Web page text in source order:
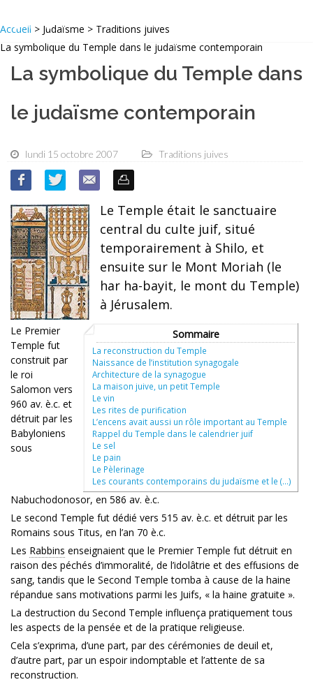
Accueil > Judaïsme > Traditions juives
La symbolique du Temple dans le judaïsme contemporain
La symbolique du Temple dans
le judaïsme contemporain
lundi 15 octobre 2007 Traditions juives
Le Temple était le sanctuaire
central du culte juif, situé
temporairement à Shilo, et
ensuite sur le Mont Moriah (le
har ha-bayit, le mont du Temple)
à Jérusalem.
Sommaire
La reconstruction du Temple
Naissance de l’institution synagogale
Architecture de la synagogue
La maison juive, un petit Temple
Le vin
Les rites de purification
L’encens avait aussi un rôle important au Temple
Rappel du Temple dans le calendrier juif
Le sel
Le pain
Le Pèlerinage
Les courants contemporains du judaïsme et le (…)
Le Premier
Temple fut
construit par
le roi
Salomon vers
960 av. è.c. et
détruit par les
Babyloniens
sous
Nabuchodonosor, en 586 av. è.c.
Le second Temple fut dédié vers 515 av. è.c. et détruit par les
Romains sous Titus, en l’an 70 è.c.
Les Rabbins enseignaient que le Premier Temple fut détruit en
raison des péchés d’immoralité, de l’idolâtrie et des effusions de
sang, tandis que le Second Temple tomba à cause de la haine
répandue sans motivations parmi les Juifs, « la haine gratuite ».
La destruction du Second Temple influença pratiquement tous
les aspects de la pensée et de la pratique religieuse.
Cela s’exprima, d’une part, par des cérémonies de deuil et,
d’autre part, par un espoir indomptable et l’attente de sa
reconstruction.